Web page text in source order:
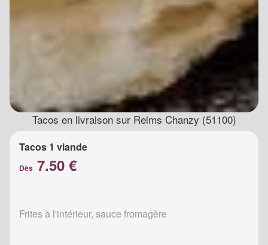
Tacos en livraison sur Reims Chanzy (51100)
Tacos 1 viande
Dès 7.50 €
Frites à l'intérieur, sauce fromagère